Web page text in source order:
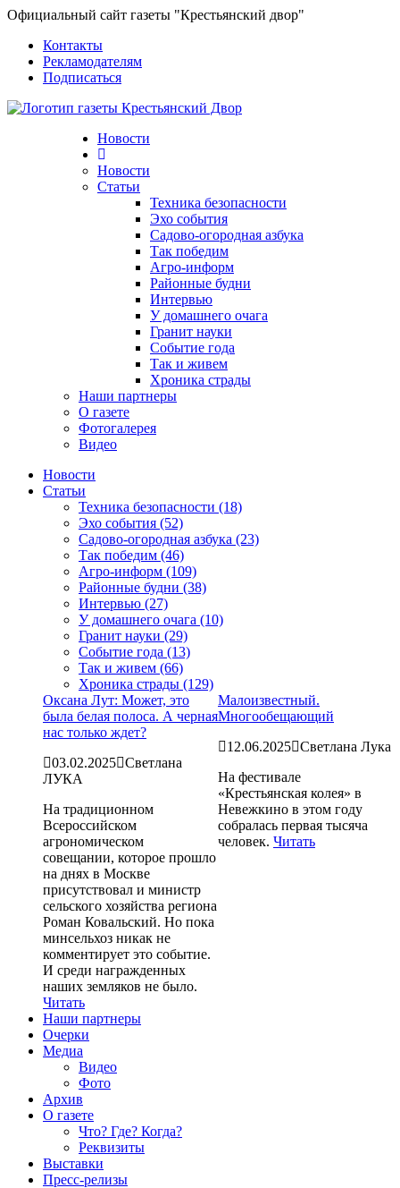
Официальный сайт газеты "Крестьянский двор"
Контакты
Рекламодателям
Подписаться
Новости
Новости
Статьи
Техника безопасности
Эхо события
Садово-огородная азбука
Так победим
Агро-информ
Районные будни
Интервью
У домашнего очага
Гранит науки
Событие года
Так и живем
Хроника страды
Наши партнеры
О газете
Фотогалерея
Видео
Новости
Статьи
Техника безопасности (18)
Эхо события (52)
Садово-огородная азбука (23)
Так победим (46)
Агро-информ (109)
Районные будни (38)
Интервью (27)
У домашнего очага (10)
Гранит науки (29)
Событие года (13)
Так и живем (66)
Хроника страды (129)
Малоизвестный.
Многообещающий
12.06.2025 Светлана Лука
На фестивале
«Крестьянская колея» в
Невежкино в этом году
собралась первая тысяча
человек. Читать
Оксана Лут: Может, это
была белая полоса. А черная
нас только ждет?
03.02.2025 Светлана
ЛУКА
На традиционном
Всероссийском
агрономическом
совещании, которое прошло
на днях в Москве
присутствовал и министр
сельского хозяйства региона
Роман Ковальский. Но пока
минсельхоз никак не
комментирует это событие.
И среди награжденных
наших земляков не было.
Читать
Наши партнеры
Очерки
Медиа
Видео
Фото
Архив
О газете
Что? Где? Когда?
Реквизиты
Выставки
Пресс-релизы